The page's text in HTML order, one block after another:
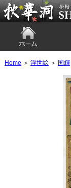
秋華洞 SHUKADO 掛
Home ＞ 浮世絵＞ 国輝